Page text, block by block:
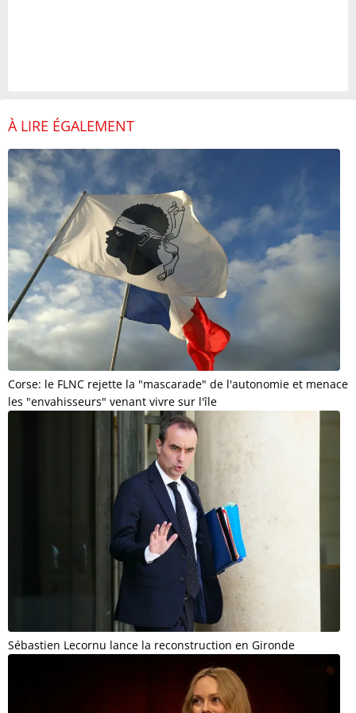
À LIRE ÉGALEMENT
Corse: le FLNC rejette la "mascarade" de l'autonomie et menace
les "envahisseurs" venant vivre sur l'île
Sébastien Lecornu lance la reconstruction en Gironde